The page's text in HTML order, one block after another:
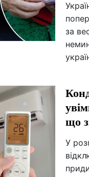
за
що
У